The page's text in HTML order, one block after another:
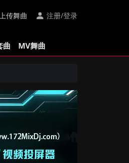
传舞曲 注册/登录
曲 MV舞曲